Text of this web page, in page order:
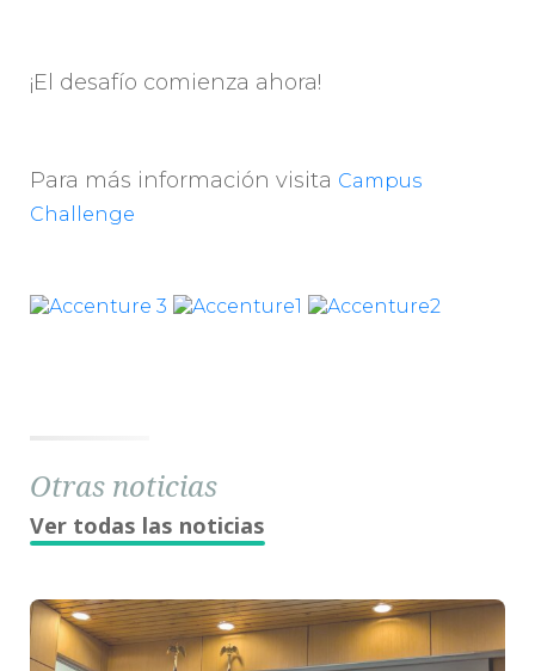
¡El desafío comienza ahora!
Para más información visita Campus
Challenge
Otras noticias
Ver todas las noticias